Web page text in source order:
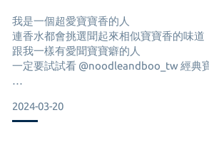
ꔛ 清新衣物芳香消臭噴霧
ᶜᴿᴱᴹᴱᴰᴼᵁᶜᴱ香味 植物性溫和基地配方
噴在尿布桶、寶寶衣物、床單….
為了捲捲
我是一個超愛寶寶香的人
連香水都會挑選聞起來相似寶寶香的味道
跟我一樣有愛聞寶寶癖的人
一定要試試看 @noodleandboo_tw 經典
#二合一洗髮沐浴乳
2024-03-20